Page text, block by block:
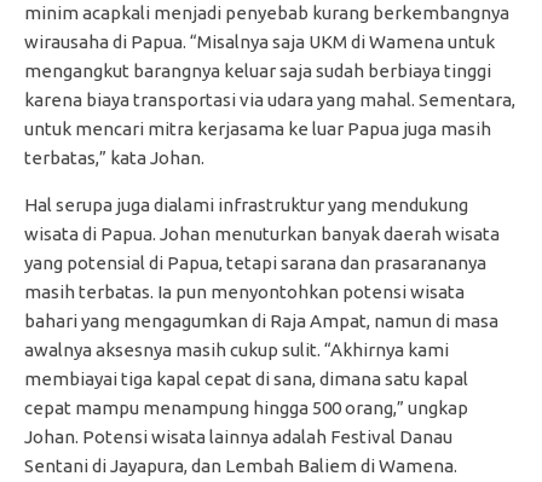
minim acapkali menjadi penyebab kurang berkembangnya
wirausaha di Papua. “Misalnya saja UKM di Wamena untuk
mengangkut barangnya keluar saja sudah berbiaya tinggi
karena biaya transportasi via udara yang mahal. Sementara,
untuk mencari mitra kerjasama ke luar Papua juga masih
terbatas,” kata Johan.
Hal serupa juga dialami infrastruktur yang mendukung
wisata di Papua. Johan menuturkan banyak daerah wisata
yang potensial di Papua, tetapi sarana dan prasarananya
masih terbatas. Ia pun menyontohkan potensi wisata
bahari yang mengagumkan di Raja Ampat, namun di masa
awalnya aksesnya masih cukup sulit. “Akhirnya kami
membiayai tiga kapal cepat di sana, dimana satu kapal
cepat mampu menampung hingga 500 orang,” ungkap
Johan. Potensi wisata lainnya adalah Festival Danau
Sentani di Jayapura, dan Lembah Baliem di Wamena.